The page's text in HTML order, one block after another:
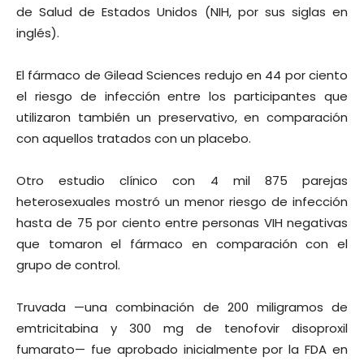
de Salud de Estados Unidos (NIH, por sus siglas en
inglés).
El fármaco de Gilead Sciences redujo en 44 por ciento
el riesgo de infección entre los participantes que
utilizaron también un preservativo, en comparación
con aquellos tratados con un placebo.
Otro estudio clínico con 4 mil 875 parejas
heterosexuales mostró un menor riesgo de infección
hasta de 75 por ciento entre personas VIH negativas
que tomaron el fármaco en comparación con el
grupo de control.
Truvada —una combinación de 200 miligramos de
emtricitabina y 300 mg de tenofovir disoproxil
fumarato— fue aprobado inicialmente por la FDA en